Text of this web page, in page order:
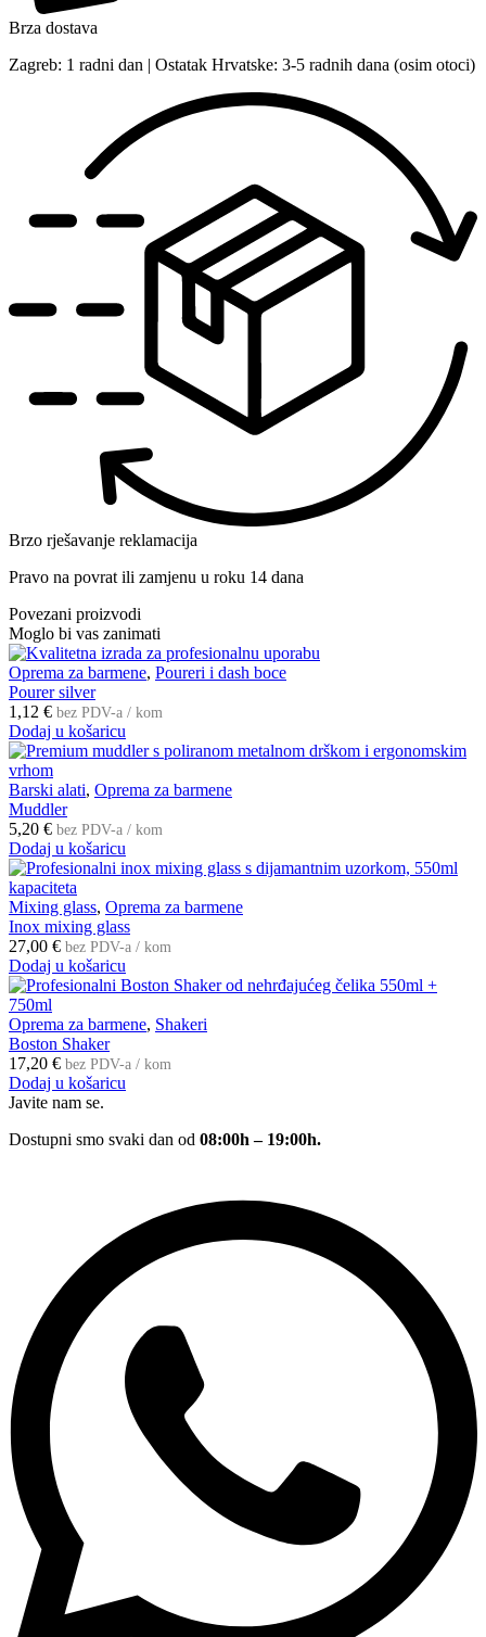
Brza dostava
Zagreb: 1 radni dan | Ostatak Hrvatske: 3-5 radnih dana (osim otoci)
Brzo rješavanje reklamacija
Pravo na povrat ili zamjenu u roku 14 dana
Povezani proizvodi
Moglo bi vas zanimati
Oprema za barmene, Poureri i dash boce
Pourer silver
1,12 € bez PDV-a / kom
Dodaj u košaricu
Barski alati, Oprema za barmene
Muddler
5,20 € bez PDV-a / kom
Dodaj u košaricu
Mixing glass, Oprema za barmene
Inox mixing glass
27,00 € bez PDV-a / kom
Dodaj u košaricu
Oprema za barmene, Shakeri
Boston Shaker
17,20 € bez PDV-a / kom
Dodaj u košaricu
Javite nam se.
Dostupni smo svaki dan od 08:00h – 19:00h.